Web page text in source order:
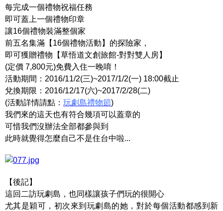
每完成一個禮物祝福任務
即可蓋上一個禮物印章
讓16個禮物裝滿整個家
前五名集滿【16個禮物活動】的探險家，
即可獲贈禮物【草悟道文創旅館-對對雙人房】
(定價 7,800元)免費入住一晚唷！
活動期間：2016/11/2(三)~2017/1/2(一) 18:00截止
兌換期限：2016/12/17(六)~2017/2/28(二)
(活動詳情請點： 玩劇島禮物節)
我們來的這天也有符合幾項可以蓋章的
可惜我們沒辦法全部都參與到
此時就覺得怎麼自己不是住台中啦...
【後記】
這回二訪玩劇島，也同樣讓孩子們玩的很開心
尤其是穎可，初次來到玩劇島的她，對於每個活動都感到新